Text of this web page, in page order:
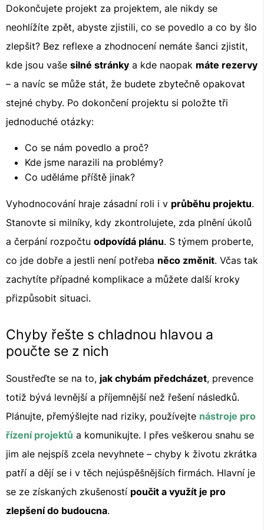
Dokončujete projekt za projektem, ale nikdy se
neohlížíte zpět, abyste zjistili, co se povedlo a co by šlo
zlepšit? Bez reflexe a zhodnocení nemáte šanci zjistit,
kde jsou vaše silné stránky a kde naopak máte rezervy
– a navíc se může stát, že budete zbytečně opakovat
stejné chyby. Po dokončení projektu si položte tři
jednoduché otázky:
Co se nám povedlo a proč?
Kde jsme narazili na problémy?
Co uděláme příště jinak?
Vyhodnocování hraje zásadní roli i v průběhu projektu.
Stanovte si milníky, kdy zkontrolujete, zda plnění úkolů
a čerpání rozpočtu odpovídá plánu. S týmem proberte,
co jde dobře a jestli není potřeba něco změnit. Včas tak
zachytíte případné komplikace a můžete další kroky
přizpůsobit situaci.
Chyby řešte s chladnou hlavou a
poučte se z nich
Soustřeďte se na to, jak chybám předcházet, prevence
totiž bývá levnější a příjemnější než řešení následků.
Plánujte, přemýšlejte nad riziky, používejte nástroje pro
řízení projektů a komunikujte. I přes veškerou snahu se
jim ale nejspíš zcela nevyhnete – chyby k životu zkrátka
patří a dějí se i v těch nejúspěšnějších firmách. Hlavní je
se ze získaných zkušeností poučit a využít je pro
zlepšení do budoucna.